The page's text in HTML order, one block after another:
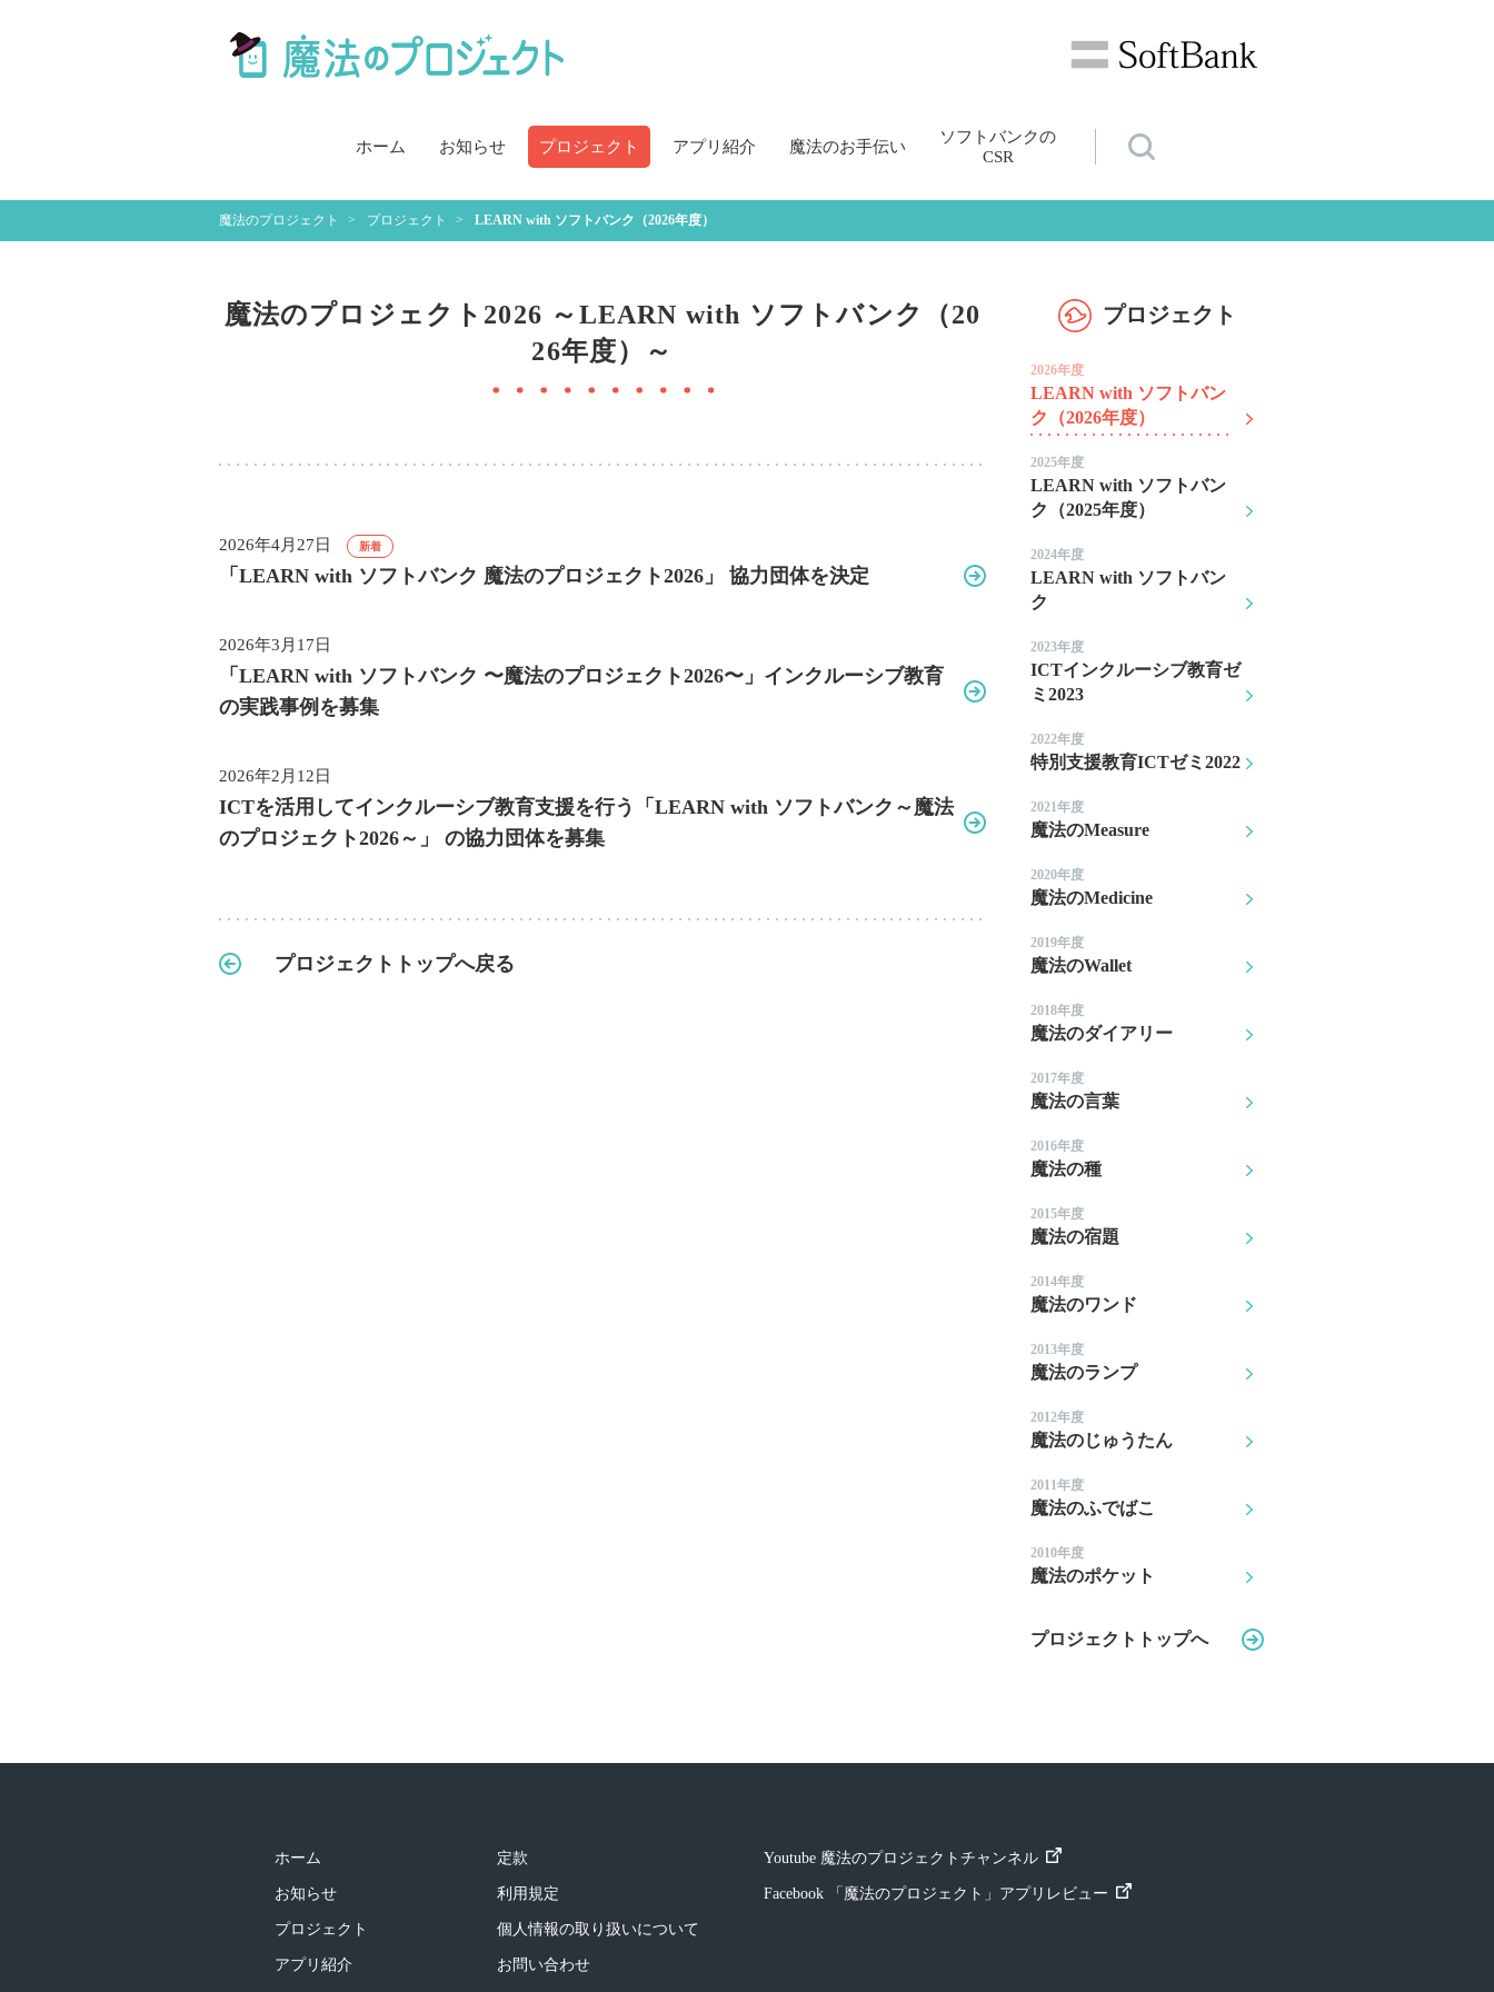
ホーム お知らせ プロジェクト アプリ紹介 魔法のお手伝い
ソフトバンクの
CSR
魔法のプロジェクト プロジェクト LEARN with ソフトバンク（2026年度）
魔法のプロジェクト2026 ～LEARN with ソフトバンク（20
26年度）～
2026年4月27日 新着
「LEARN with ソフトバンク 魔法のプロジェクト2026」 協力団体を決定
2026年3月17日
「LEARN with ソフトバンク 〜魔法のプロジェクト2026〜」 インクルーシブ教育
の実践事例を募集
2026年2月12日
ICTを活用してインクルーシブ教育支援を行う
「LEARN with ソフトバンク～魔法
のプロジェクト2026～」 の協力団体を募集
プロジェクトトップへ戻る
プロジェクト
2026年度
LEARN with ソフトバン
ク（2026年度）
2025年度
LEARN with ソフトバン
ク（2025年度）
2024年度
LEARN with ソフトバン
ク
2023年度
ICTインクルーシブ教育ゼ
ミ2023
2022年度
特別支援教育ICTゼミ2022
2021年度
魔法のMeasure
2020年度
魔法のMedicine
2019年度
魔法のWallet
2018年度
魔法のダイアリー
2017年度
魔法の言葉
2016年度
魔法の種
2015年度
魔法の宿題
2014年度
魔法のワンド
2013年度
魔法のランプ
2012年度
魔法のじゅうたん
2011年度
魔法のふでばこ
2010年度
魔法のポケット
プロジェクトトップへ
ホーム
お知らせ
プロジェクト
アプリ紹介
定款
利用規定
個人情報の取り扱いについて
お問い合わせ
Youtube 魔法のプロジェクトチャンネル
Facebook 「魔法のプロジェクト」アプリレビュー